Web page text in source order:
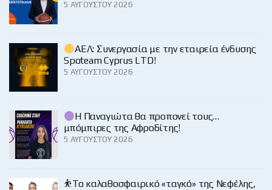
5 ΑΥΓΟΎΣΤΟΥ 2026
ΑΕΛ: Συνεργασία με την εταιρεία ένδυσης
Spoteam Cyprus LTD!
5 ΑΥΓΟΎΣΤΟΥ 2026
Η Παναγιώτα θα προπονεί τους…
μπόμπιρες της Αφροδίτης!
5 ΑΥΓΟΎΣΤΟΥ 2026
⛹️‍Το καλαθοσφαιρικό «ταγκό» της Νεφέλης,